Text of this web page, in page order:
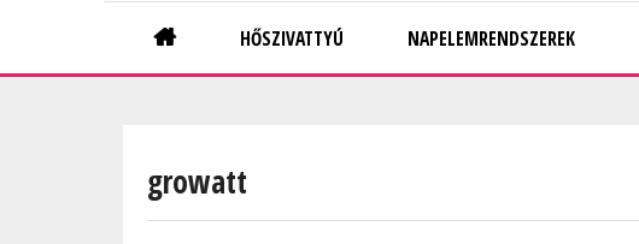
Main
navigation
HŐSZIVATTYÚ NAPELEMRENDSZEREK
growatt